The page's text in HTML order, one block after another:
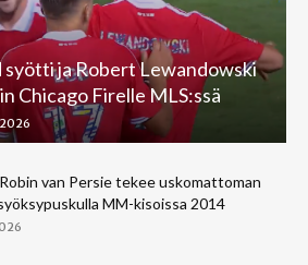
syötti ja Robert Lewandowski
Chicago Firelle MLS:ssä
van Persie tekee uskomattoman
MM-kisoissa 2014